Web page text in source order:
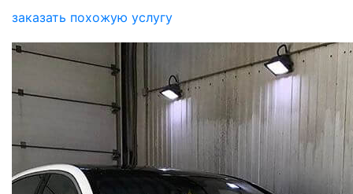
заказать похожую услугу